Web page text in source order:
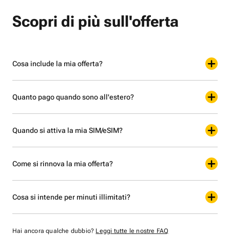
Scopri di più sull'offerta
Cosa include la mia offerta?
Quanto pago quando sono all'estero?
Quando si attiva la mia SIM/eSIM?
Come si rinnova la mia offerta?
Cosa si intende per minuti illimitati?
Hai ancora qualche dubbio? Leggi tutte le nostre FAQ